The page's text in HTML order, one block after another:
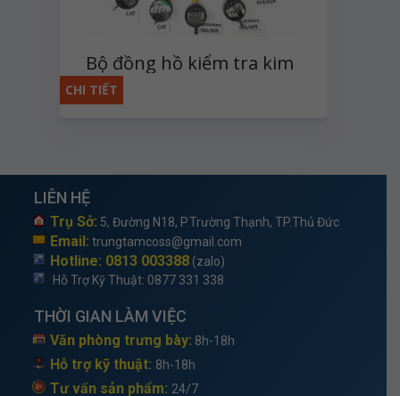
Bộ đồng hồ kiểm tra kim
phun dầu điện tử
CHI TIẾT
LIÊN HỆ
Trụ Sở: 5, Đường N18, P.Trường Thạnh, TP.Thủ Đức
Email: trungtamcoss@gmail.com
Hotline: 0813 003388(zalo)
Hỗ Trợ Kỹ Thuật: 0877 331 338
THỜI GIAN LÀM VIỆC
Văn phòng trưng bày: 8h-18h
Hỗ trợ kỹ thuật: 8h-18h
Tư vấn sản phẩm: 24/7